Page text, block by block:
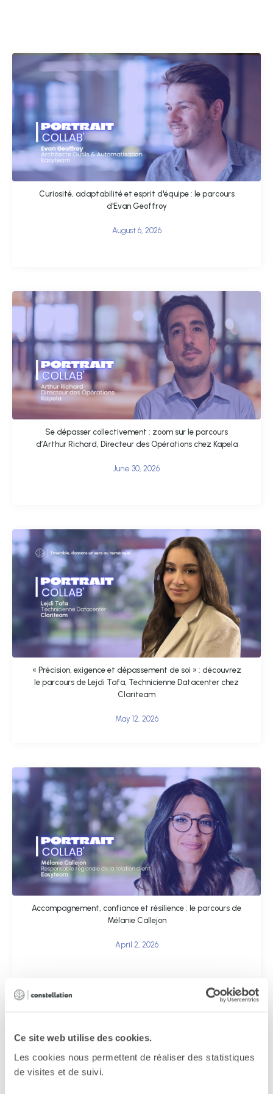
Ce site web utilise des cookies.
Les cookies nous permettent de réaliser des statistiques
de visites et de suivi.
Curiosité, adaptabilité et esprit d'équipe : le parcours
d'Evan Geoffroy
August 6, 2026
Se dépasser collectivement : zoom sur le parcours
d’Arthur Richard, Directeur des Opérations chez Kapela
June 30, 2026
« Précision, exigence et dépassement de soi » : découvrez
le parcours de Lejdi Tafa, Technicienne Datacenter chez
Clariteam
May 12, 2026
Accompagnement, confiance et résilience : le parcours de
Mélanie Callejon
April 2, 2026